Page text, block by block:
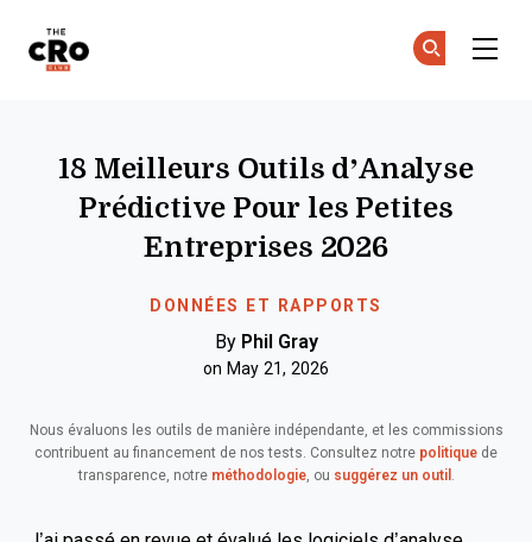
DONNÉES ET RAPPORTS
18 Meilleurs Outils d’Analyse
Prédictive Pour les Petites
Entreprises 2026
By Phil Gray
on May 21, 2026
Nous évaluons les outils de manière indépendante, et les commissions
contribuent au financement de nos tests. Consultez notre politique de
transparence, notre méthodologie, ou suggérez un outil .